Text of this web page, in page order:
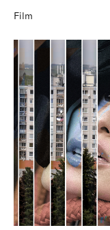
Film